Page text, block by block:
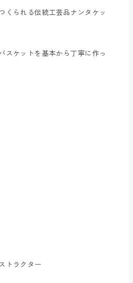
くられる伝統工芸品ナンタケッ
スケットを基本から丁寧に作っ
ラクター